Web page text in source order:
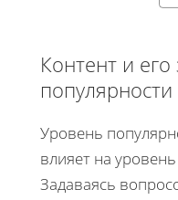
Контент и
популярности
Уровень
влияет на
Задаваясь